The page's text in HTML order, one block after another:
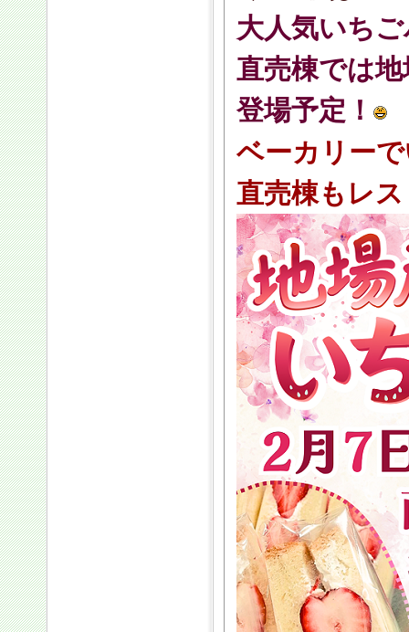
大人気いち
直売棟では
登場予定！
ベーカリー
直売棟もレ